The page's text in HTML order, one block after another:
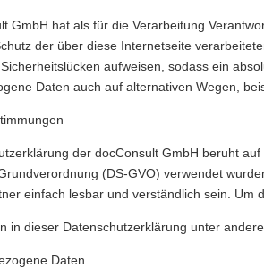
GmbH hat als für die Verarbeitung
der über diese Internetseite
aufweisen, sodass ein
Daten auch auf alternativen Wegen,
der docConsult GmbH beruht
(DS-GVO) verwendet
einfach lesbar und verständlich sein. Um
in dieser Datenschutzerklärung unter
Daten